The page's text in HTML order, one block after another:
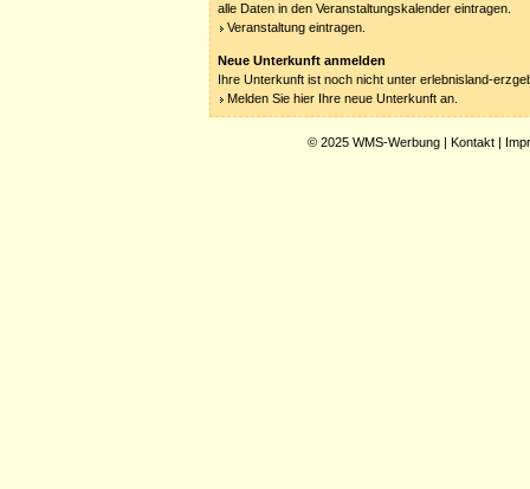
alle Daten in den Veranstaltungskalender eintragen.
Veranstaltung eintragen.
Neue Unterkunft anmelden
Ihre Unterkunft ist noch nicht unter erlebnisland-
Melden Sie hier Ihre neue Unterkunft an.
© 2025 WMS-Werbung | Kontakt |